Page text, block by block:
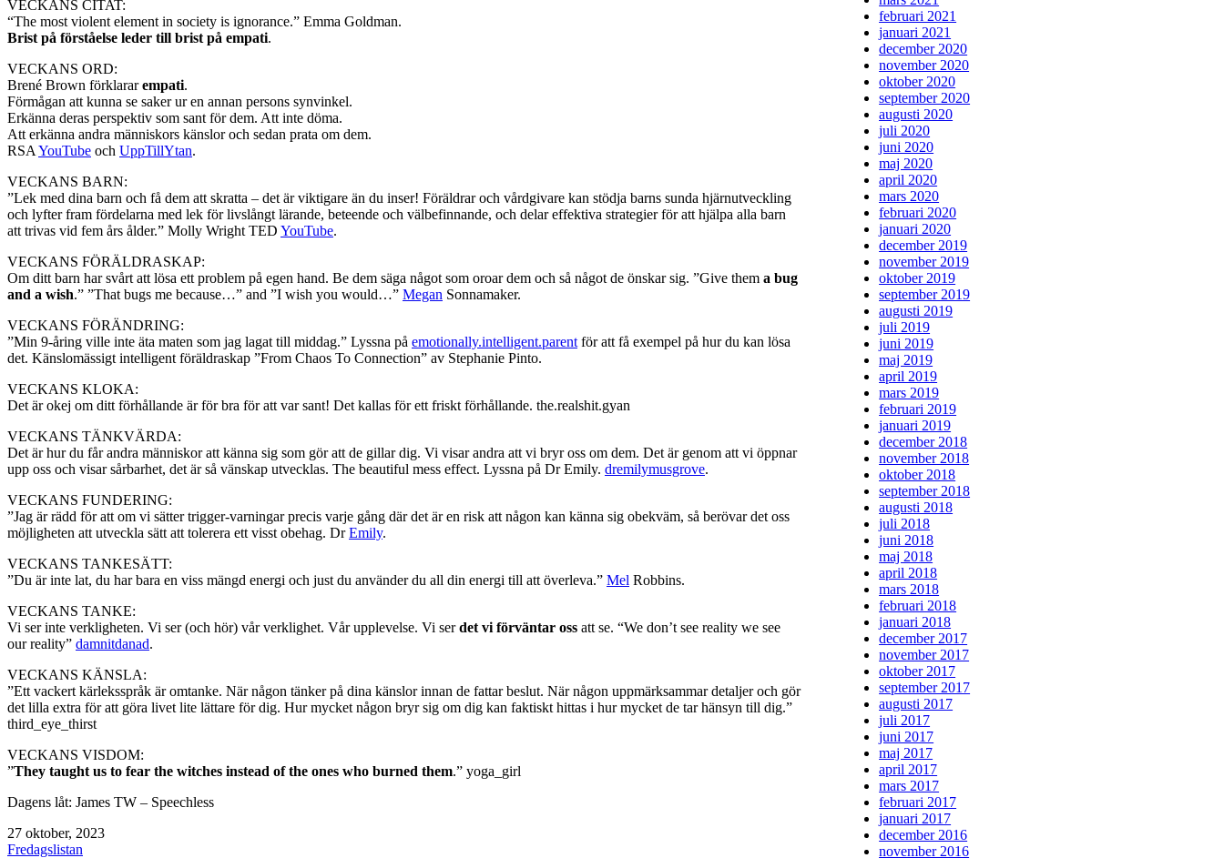
VECKANS CITAT:
“The most violent element in society is ignorance.” Emma Goldman.
Brist på förståelse leder till brist på empati.
VECKANS ORD:
Brené Brown förklararempati.
Förmågan att kunna se saker ur en annan persons synvinkel.
Erkänna deras perspektiv som sant för dem. Att inte döma.
Att erkänna andra människors känslor och sedan prata om dem.
RSA YouTube och UppTillYtan.
VECKANS BARN:
”Lek med dina barn och få dem att skratta – det är viktigare än du inser! Föräldrar och vårdgivare kan stödja barns sunda hjärnutveckling
och lyfter fram fördelarna med lek för livslångt lärande, beteende och välbefinnande, och delar effektiva strategier för att hjälpa alla barn
att trivas vid fem års ålder.” Molly Wright TED YouTube.
VECKANS FÖRÄLDRASKAP:
Om ditt barn har svårt att lösa ett problem på egen hand. Be dem säga något som oroar dem och så något de önskar sig. ”Give them a bug
and a wish.” ”That bugs me because…” and ”I wish you would…” Megan Sonnamaker.
VECKANS FÖRÄNDRING:
”Min 9-åring ville inte äta maten som jag lagat till middag.” Lyssna på emotionally.intelligent.parent för att få exempel på hur du kan lösa
det. Känslomässigt intelligent föräldraskap ”From Chaos To Connection” av Stephanie Pinto.
VECKANS KLOKA:
Det är okej om ditt förhållande är för bra för att var sant! Det kallas för ett friskt förhållande. the.realshit.gyan
VECKANS TÄNKVÄRDA:
Det är hur du får andra människor att känna sig som gör att de gillar dig. Vi visar andra att vi bryr oss om dem. Det är genom att vi öppnar
upp oss och visar sårbarhet, det är så vänskap utvecklas. The beautiful mess effect. Lyssna på Dr Emily. dremilymusgrove.
VECKANS FUNDERING:
”Jag är rädd för att om vi sätter trigger-varningar precis varje gång där det är en risk att någon kan känna sig obekväm, så berövar det oss
möjligheten att utveckla sätt att tolerera ett visst obehag. DrEmily.
VECKANS TANKESÄTT:
”Du är inte lat, du har bara en viss mängd energi och just du använder du all din energi till att överleva.” Mel Robbins.
VECKANS TANKE:
Vi ser inte verkligheten. Vi ser (och hör) vår verklighet. Vår upplevelse. Vi serdet vi förväntar oss att se. “We don’t see reality we see
our reality” damnitdanad.
VECKANS KÄNSLA:
”Ett vackert kärleksspråk är omtanke. När någon tänker på dina känslor innan de fattar beslut. När någon uppmärksammar detaljer och gör
det lilla extra för att göra livet lite lättare för dig. Hur mycket någon bryr sig om dig kan faktiskt hittas i hur mycket de tar hänsyn till dig.”
third_eye_thirst
VECKANS VISDOM:
”They taught us to fear the witches instead of the ones who burned them.” yoga_girl
Dagens låt: James TW – Speechless
Publicerat
den
27 oktober, 2023
Kategoriserat
Fredagslistan
februari 2021
januari 2021
december 2020
november 2020
oktober 2020
september 2020
augusti 2020
juli 2020
juni 2020
maj 2020
april 2020
mars 2020
februari 2020
januari 2020
december 2019
november 2019
oktober 2019
september 2019
augusti 2019
juli 2019
juni 2019
maj 2019
april 2019
mars 2019
februari 2019
januari 2019
december 2018
november 2018
oktober 2018
september 2018
augusti 2018
juli 2018
juni 2018
maj 2018
april 2018
mars 2018
februari 2018
januari 2018
december 2017
november 2017
oktober 2017
september 2017
augusti 2017
juli 2017
juni 2017
maj 2017
april 2017
mars 2017
februari 2017
januari 2017
december 2016
november 2016